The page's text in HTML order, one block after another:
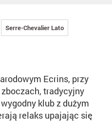
Serre-Chevalier Lato
Ecrins, przy
tradycyjny
klub z dużym
relaks upajając się